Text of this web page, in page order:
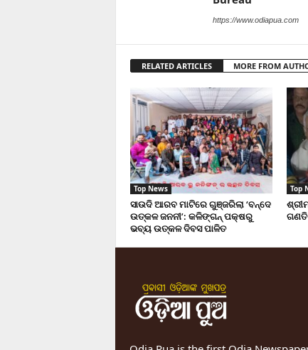
https://www.odiapua.com
RELATED ARTICLES MORE FROM
Top News
ସାଉଦି ଆରବ ମାଟିରେ ଗୁଞ୍ଜରିଲା ‘ବନ୍ଦେ
ଉତ୍କଳ ଜନନୀ’: କଳିଙ୍ଗନ୍ ପକ୍ଷରୁ
ଭବ୍ୟ ଉତ୍କଳ ଦିବସ ପାଳିତ
Top